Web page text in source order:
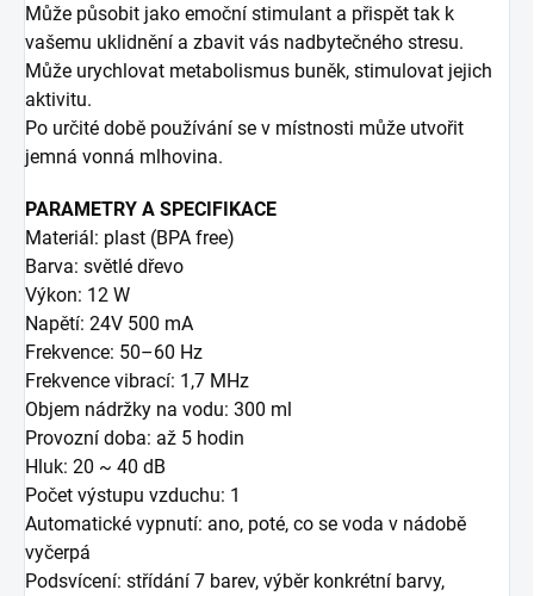
Může působit jako emoční stimulant a přispět tak k
vašemu uklidnění a zbavit vás nadbytečného stresu.
Může urychlovat metabolismus buněk, stimulovat jejich
aktivitu.
Po určité době používání se v místnosti může utvořit
jemná vonná mlhovina.
PARAMETRY A SPECIFIKACE
Materiál: plast (BPA free)
Barva: světlé dřevo
Výkon: 12 W
Napětí: 24V 500 mA
Frekvence: 50–60 Hz
Frekvence vibrací: 1,7 MHz
Objem nádržky na vodu: 300 ml
Provozní doba: až 5 hodin
Hluk: 20 ~ 40 dB
Počet výstupu vzduchu: 1
Automatické vypnutí: ano, poté, co se voda v nádobě
vyčerpá
Podsvícení: střídání 7 barev, výběr konkrétní barvy,